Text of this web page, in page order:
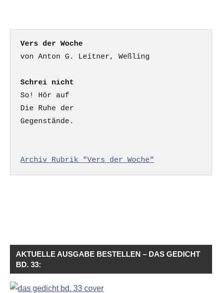
Vers der Woche
Schrei nicht
So! Hör auf
Die Ruhe der
Gegenstände.
Archiv Rubrik "Vers der Woche"
AKTUELLE AUSGABE BESTELLEN – DAS GEDICHT
BD. 33: